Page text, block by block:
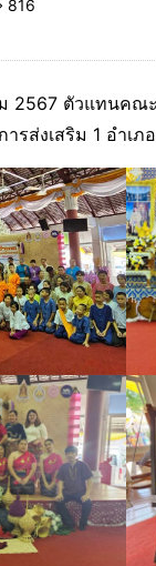
816
2567 ตัวแทนคณ
รส่งเสริม 1 อำเ